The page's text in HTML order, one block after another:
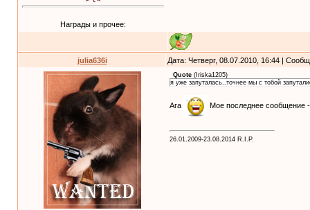
Награды и прочее:
julia636i Дата: Четверг, 08.07.2010, 16:44 |
Quote ( Iriska1205)
я уже запуталась..точнее мы с тобой
Ага Мое последнее сообщение
26.01.2009-23.08.2014 R.I.P.